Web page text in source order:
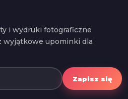
i wydruki fotograficzne
wyjątkowe upominki dla
Zapisz się